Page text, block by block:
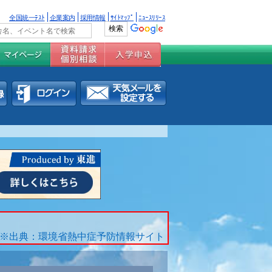
全国統一ﾃｽﾄ 企業案内 採用情報 ｻｲﾄﾏｯﾌﾟ ﾆｭｰｽﾘﾘｰｽ
※出典：環境省熱中症予防情報サイト